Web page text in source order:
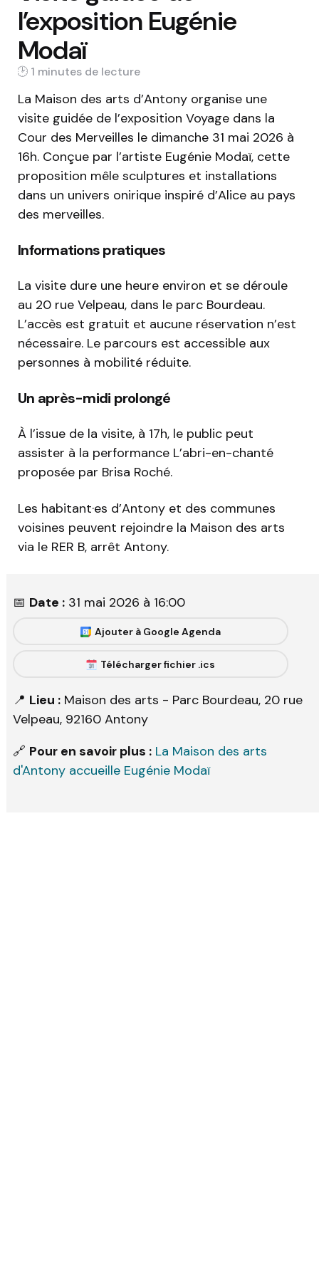
l’exposition Eugénie
Modaï
1 min
La Maison des arts d’Antony organise une
visite guidée de l’exposition Voyage dans la
Cour des Merveilles le dimanche 31 mai 2026 à
16h. Conçue par l’artiste Eugénie Modaï, cette
proposition mêle sculptures et installations
dans un univers onirique inspiré d’Alice au pays
des merveilles.
Informations pratiques
La visite dure une heure environ et se déroule
au 20 rue Velpeau, dans le parc Bourdeau.
L’accès est gratuit et aucune réservation n’est
nécessaire. Le parcours est accessible aux
personnes à mobilité réduite.
Un après-midi prolongé
À l’issue de la visite, à 17h, le public peut
assister à la performance L’abri-en-chanté
proposée par Brisa Roché.
Les habitant·es d’Antony et des communes
voisines peuvent rejoindre la Maison des arts
via le RER B, arrêt Antony.
📅 Date : 31 mai 2026 à 16:00
Ajouter à Google Agenda
Télécharger fichier .ics
📍 Lieu : Maison des arts - Parc Bourdeau, 20 rue
Velpeau, 92160 Antony
🔗 Pour en savoir plus : La Maison des arts
d'Antony accueille Eugénie Modaï